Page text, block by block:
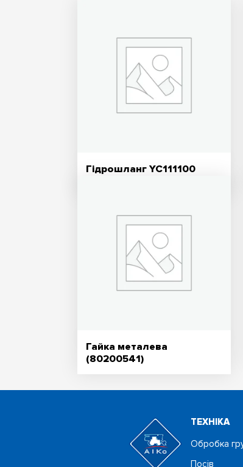
Гідрошланг YC111100
Гайка металева
(80200541)
ТЕХНIКА
Обробка
Посiв